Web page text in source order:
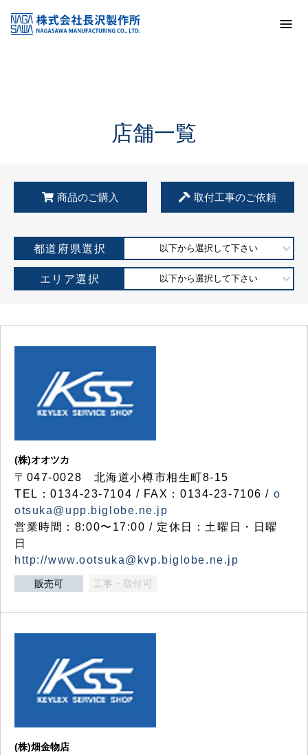
KSS加盟店・取扱店情報
店舗一覧
店舗一覧
商品のご購入 取付工事のご依頼
都道府県選択 以下から選択して下さい
エリア選択 以下から選択して下さい
(株)オオツカ
〒047-0028 北海道小樽市相生町8-15
TEL：0134-23-7104 / FAX：0134-23-7106 / o
otsuka@upp.biglobe.ne.jp
営業時間：8:00〜17:00 / 定休日：土曜日・日曜
日
http://www.ootsuka@kvp.biglobe.ne.jp
販売可 工事・取付可
(株)畑金物店